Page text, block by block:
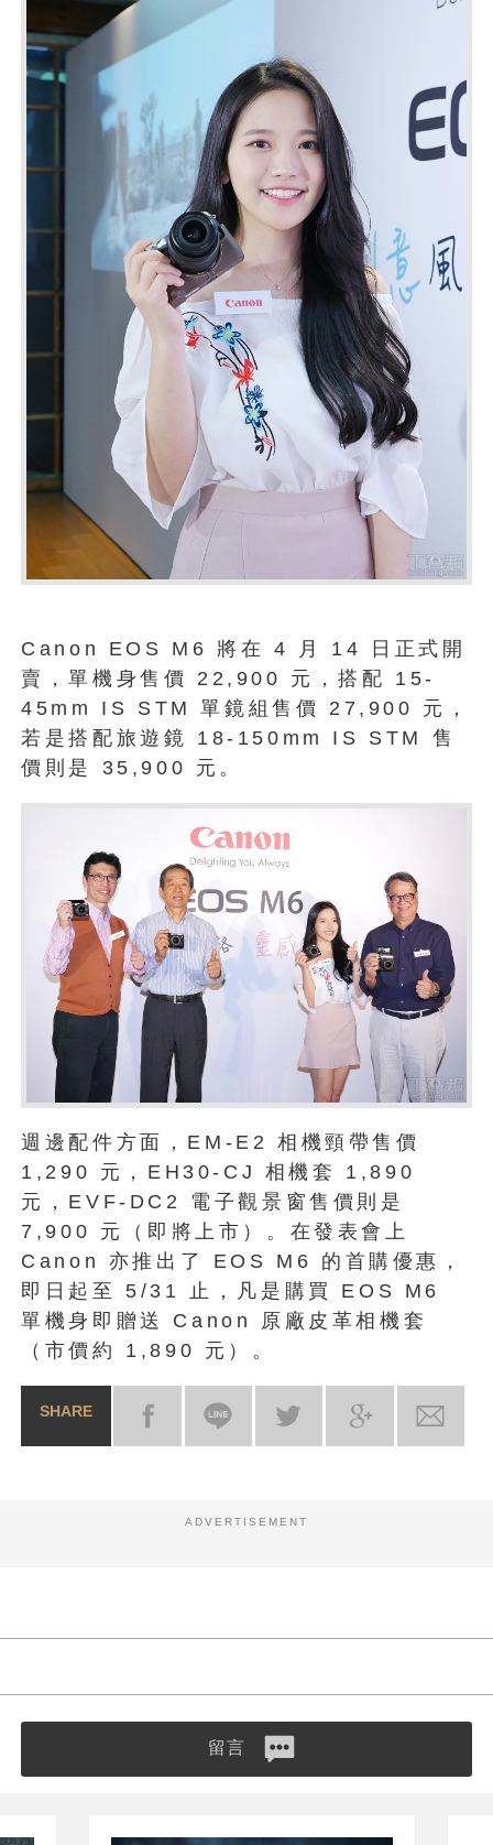
Canon EOS M6 將在 4 月 14 日正式開
賣，單機身售價 22,900 元，搭配 15-
45mm IS STM 單鏡組售價 27,900 元，
若是搭配旅遊鏡 18-150mm IS STM 售
價則是 35,900 元。
週邊配件方面，EM-E2 相機頸帶售價
1,290 元，EH30-CJ 相機套 1,890
元，EVF-DC2 電子觀景窗售價則是
7,900 元（即將上市）。在發表會上
Canon 亦推出了 EOS M6 的首購優惠，
即日起至 5/31 止，凡是購買 EOS M6
單機身即贈送 Canon 原廠皮革相機套
（市價約 1,890 元）。
SHARE
ADVERTISEMENT
留言